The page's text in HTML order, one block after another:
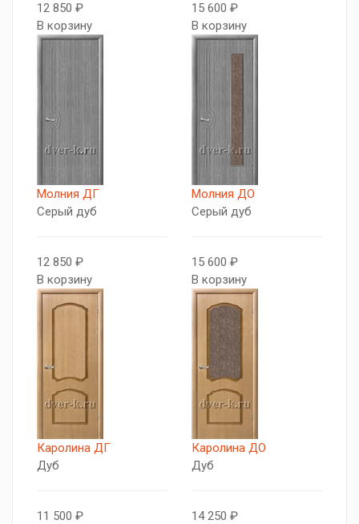
12 850 ₽
В корзину
15 600 ₽
В корзину
Молния ДГ
Серый дуб
12 850 ₽
В корзину
Молния ДО
Серый дуб
15 600 ₽
В корзину
Каролина ДГ
Дуб
11 500 ₽
Каролина ДО
Дуб
14 250 ₽